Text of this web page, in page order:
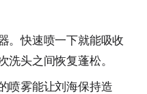
。快速喷一下就能吸收
洗头之间恢复蓬松。
喷雾能让刘海保持造